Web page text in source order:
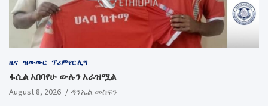
ዜና ዝውውር ፕሪምየር ሊግ
ፋሲል አበባየሁ ውሉን አራዝሟል
August 8, 2026 ዳንኤል መስፍን